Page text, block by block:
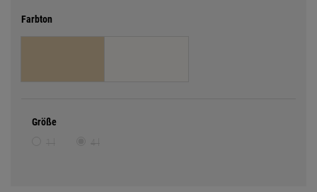
Farbton
Größe